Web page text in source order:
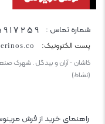
شماره تماس :
پست الکترونیک:
(نشاط)
راهنمای خرید از فرش